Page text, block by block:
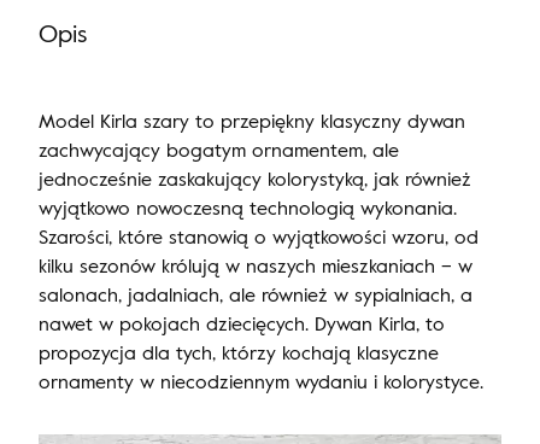
Opis
Model Kirla szary to przepiękny klasyczny dywan
zachwycający bogatym ornamentem, ale
jednocześnie zaskakujący kolorystyką, jak również
wyjątkowo nowoczesną technologią wykonania.
Szarości, które stanowią o wyjątkowości wzoru, od
kilku sezonów królują w naszych mieszkaniach – w
salonach, jadalniach, ale również w sypialniach, a
nawet w pokojach dziecięcych. Dywan Kirla, to
propozycja dla tych, którzy kochają klasyczne
ornamenty w niecodziennym wydaniu i kolorystyce.